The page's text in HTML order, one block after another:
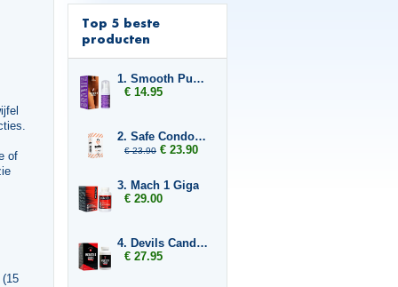
of
Top 5 beste
producten
1. Smooth Pussy
€ 14.95
2. Safe Condoms Ultra Thin 2x
€ 23.90 € 23.90
3. Mach 1 Giga
€ 29.00
4. Devils Candy Monster Cock
€ 27.95